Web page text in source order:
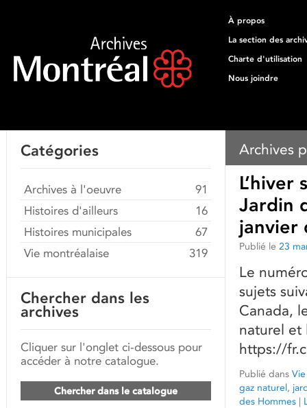
À propos
La section des
Charte d'utilisation
Nous joindre
Archives
Jardin
janvier
Publié le 23
Le
sujets
Canada,
naturel et
https://
Publié dans
gaz naturel,
des Hommes |
Catégories
Archives à l'oeuvre
91
Histoires d'ailleurs
16
Histoires municipales
67
Vie montréalaise
319
Chercher dans les
archives
Cliquer sur l'onglet ci-dessous pour
accéder à notre catalogue.
Chercher dans le catalogue